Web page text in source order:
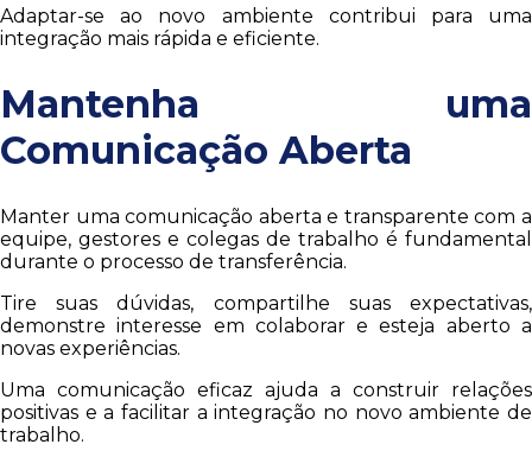
Adaptar-se ao novo ambiente contribui para uma
integração mais rápida e eficiente.
Mantenha uma
Comunicação Aberta
Manter uma comunicação aberta e transparente com a
equipe, gestores e colegas de trabalho é fundamental
durante o processo de transferência.
Tire suas dúvidas, compartilhe suas expectativas,
demonstre interesse em colaborar e esteja aberto a
novas experiências.
Uma comunicação eficaz ajuda a construir relações
positivas e a facilitar a integração no novo ambiente de
trabalho.